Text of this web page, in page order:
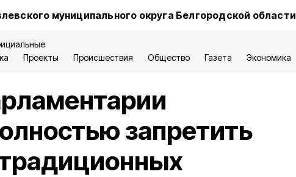
муниципального округа Белгородской области
Проекты Происшествия Общество Газета Экономика
запретить